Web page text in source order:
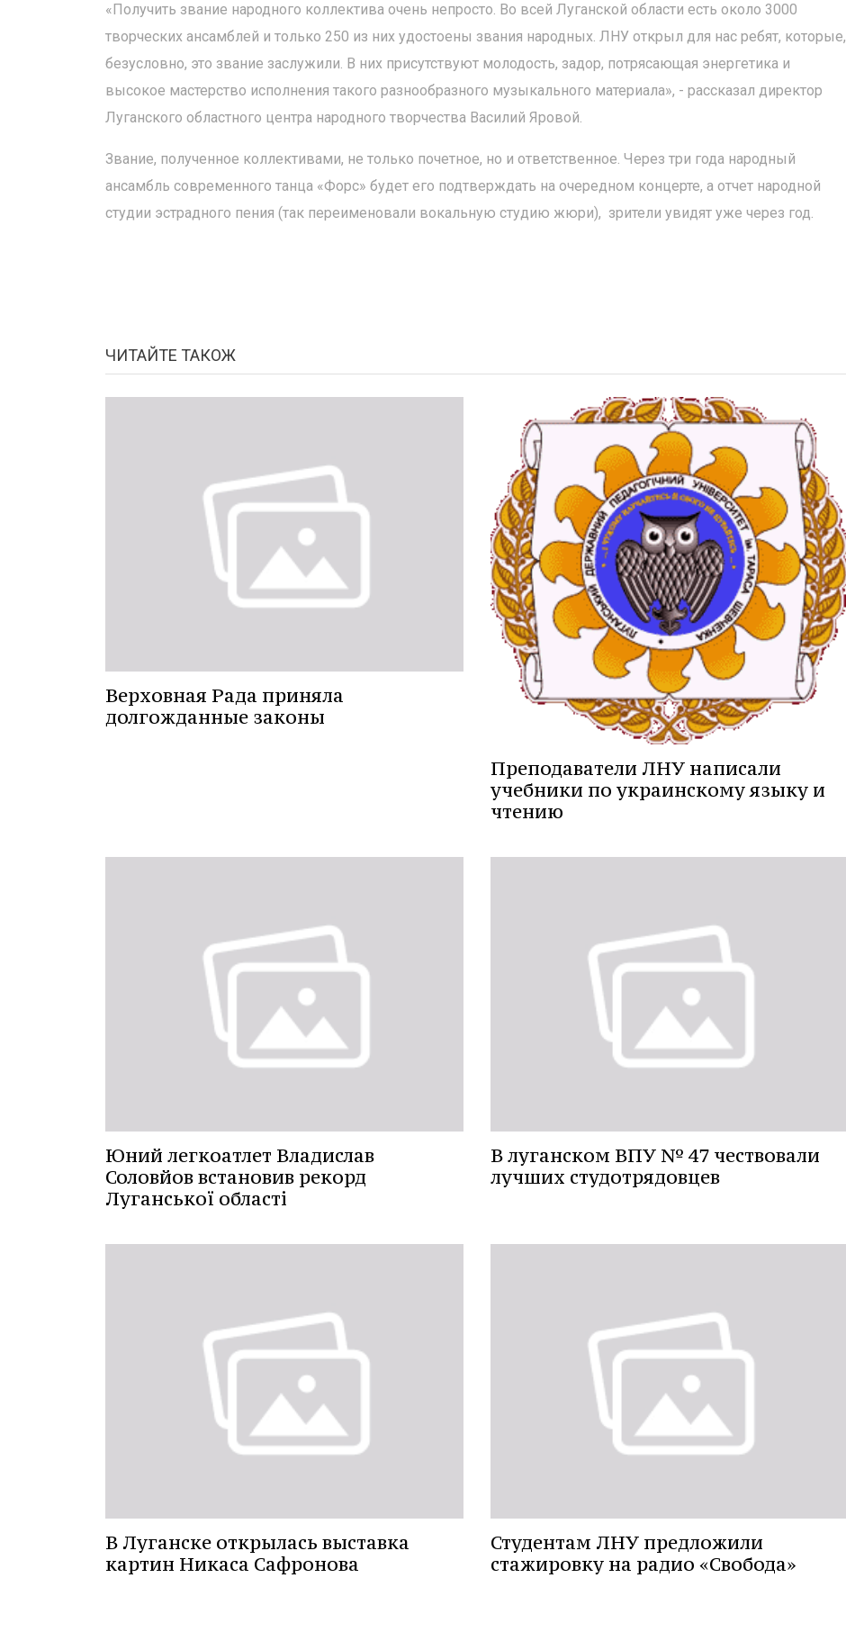
«Получить звание народного коллектива очень непросто. Во всей Луганской области есть около 3000
творческих ансамблей и только 250 из них удостоены звания народных. ЛНУ открыл для нас ребят, которые,
безусловно, это звание заслужили. В них присутствуют молодость, задор, потрясающая энергетика и
высокое мастерство исполнения такого разнообразного музыкального материала», - рассказал директор
Луганского областного центра народного творчества Василий Яровой.
Звание, полученное коллективами, не только почетное, но и ответственное. Через три года народный
ансамбль современного танца «Форс» будет его подтверждать на очередном концерте, а отчет народной
студии эстрадного пения (так переименовали вокальную студию жюри), зрители увидят уже через год.
ЧИТАЙТЕ ТАКОЖ
Верховная Рада приняла
долгожданные законы
Преподаватели ЛНУ написали
учебники по украинскому языку и
чтению
Юний легкоатлет Владислав
Соловйов встановив рекорд
Луганської області
В луганском ВПУ № 47 чествовали
лучших студотрядовцев
В Луганске открылась выставка
картин Никаса Сафронова
Студентам ЛНУ предложили
стажировку на радио «Свобода»